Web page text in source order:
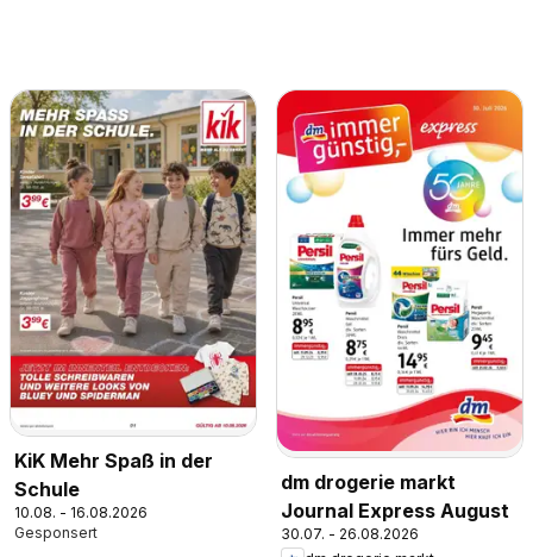
KiK Mehr Spaß in der
Schule
10.08. - 16.08.2026
dm drogerie markt
Journal Express August
30.07. - 26.08.2026